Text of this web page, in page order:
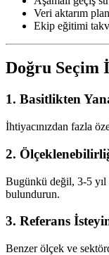
Veri aktarım
Ekip eğitimi
Doğru Seçim
1. Basitlikten
İhtiyacınızdan fazla
2.
Bugünkü değil, 3-5 yıl
bulundurun.
3. Referans
Benzer ölçek ve